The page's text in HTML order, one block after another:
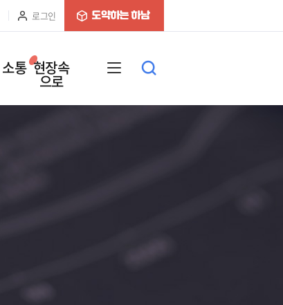
로그인
통 현장속
으로